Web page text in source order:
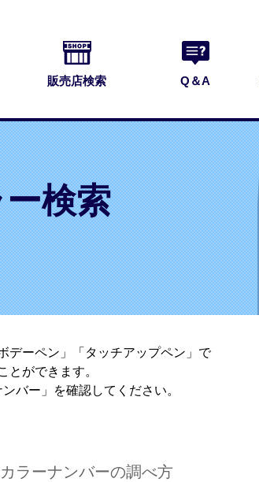
販売店検索 Q＆A
検索
デーペン」「タッチアップペン」で
とができます。
バー」を確認してください。
カラーナンバーの調べ方